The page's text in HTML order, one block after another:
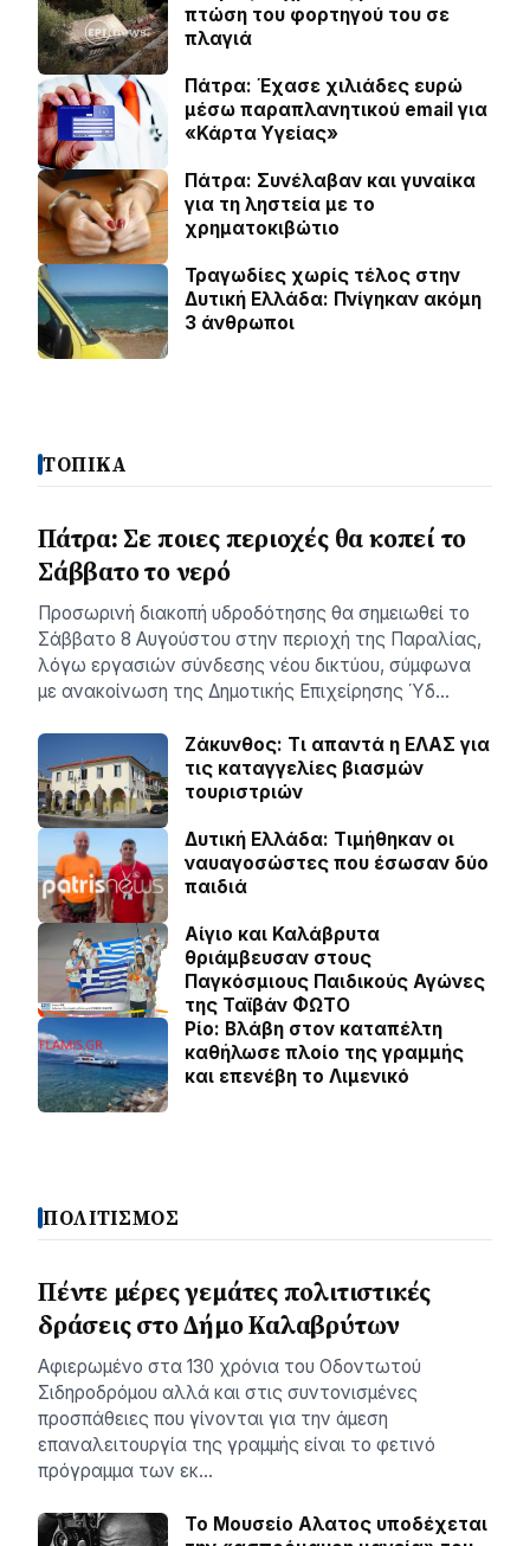
πτώση του φορτηγού του σε
πλαγιά
Πάτρα: Έχασε χιλιάδες ευρώ
μέσω παραπλανητικού email για
«Κάρτα Υγείας»
Πάτρα: Συνέλαβαν και γυναίκα
για τη ληστεία με το
χρηματοκιβώτιο
Τραγωδίες χωρίς τέλος στην
Δυτική Ελλάδα: Πνίγηκαν ακόμη
3 άνθρωποι
ΤΟΠΙΚΑ
Πάτρα: Σε ποιες περιοχές θα κοπεί το
Σάββατο το νερό
Προσωρινή διακοπή υδροδότησης θα σημειωθεί το
Σάββατο 8 Αυγούστου στην περιοχή της Παραλίας,
λόγω εργασιών σύνδεσης νέου δικτύου, σύμφωνα
με ανακοίνωση της Δημοτικής Επιχείρησης Ύδ…
Ζάκυνθος: Τι απαντά η ΕΛΑΣ για
τις καταγγελίες βιασμών
τουριστριών
Δυτική Ελλάδα: Τιµήθηκαν οι
ναυαγοσώστες που έσωσαν δύο
παιδιά
Αίγιο και Καλάβρυτα
θριάμβευσαν στους
Παγκόσμιους Παιδικούς Αγώνες
της Ταϊβάν ΦΩΤΟ
Ρίο: Βλάβη στον καταπέλτη
καθήλωσε πλοίο της γραμμής
και επενέβη το Λιμενικό
ΠΟΛΙΤΙΣΜΟΣ
Πέντε μέρες γεμάτες πολιτιστικές
δράσεις στο Δήμο Καλαβρύτων
Αφιερωμένο στα 130 χρόνια του Οδοντωτού
Σιδηροδρόμου αλλά και στις συντονισμένες
προσπάθειες που γίνονται για την άμεση
επαναλειτουργία της γραμμής είναι το φετινό
πρόγραμμα των εκ…
Το Μουσείο Αλατος υποδέχεται